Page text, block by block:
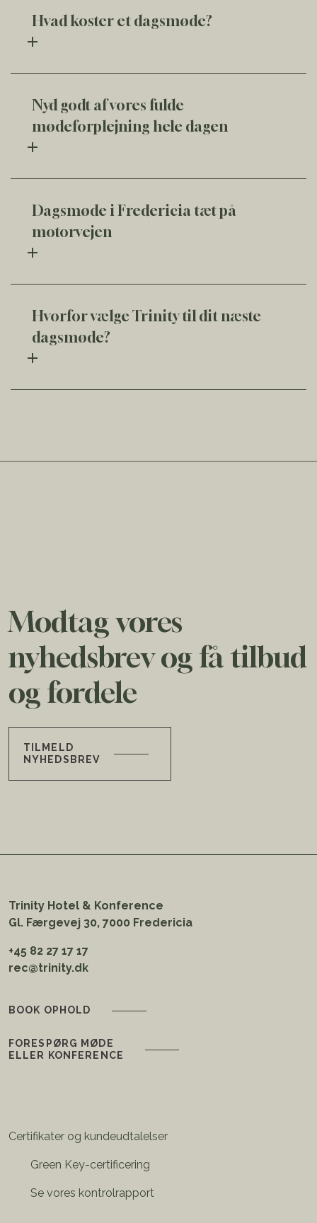
Hvad koster et dagsmøde?
Nyd godt af vores fulde
mødeforplejning hele dagen
Dagsmøde i Fredericia tæt på
motorvejen
Hvorfor vælge Trinity til dit næste
dagsmøde?
Modtag vores
nyhedsbrev og få tilbud
og fordele
TILMELD
NYHEDSBREV
Trinity Hotel & Konference
Gl. Færgevej 30, 7000 Fredericia
+45 82 27 17 17
rec@trinity.dk
BOOK OPHOLD
FORESPØRG MØDE
ELLER KONFERENCE
Certifikater og kundeudtalelser
Green Key-certificering
Se vores kontrolrapport